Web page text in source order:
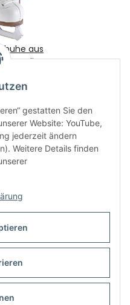
gestatten Sie den
Website: YouTube,
jederzeit ändern
Weitere Details finden
aus
Versand